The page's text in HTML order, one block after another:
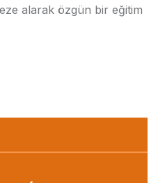
alarak özgün bir eğitim